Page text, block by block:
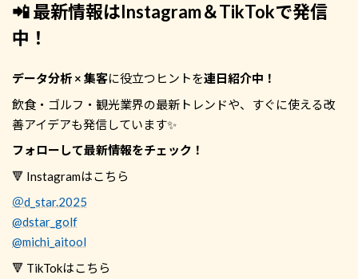
📲 最新情報はInstagram＆TikTokで発信
中！
データ分析 × 集客に役立つヒントを連日紹介中！
飲食・ゴルフ・観光業界の最新トレンドや、すぐに使える改
善アイデアも発信しています✨
フォローして最新情報をチェック！
🔻 Instagramはこちら
＠d_star.2025
@dstar_golf
@michi_aitool
🔻 TikTokはこちら